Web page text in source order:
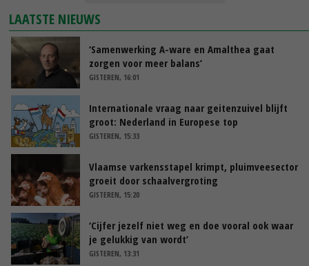
LAATSTE NIEUWS
‘Samenwerking A-ware en Amalthea gaat
zorgen voor meer balans’
GISTEREN, 16:01
Internationale vraag naar geitenzuivel blijft
groot: Nederland in Europese top
GISTEREN, 15:33
Vlaamse varkensstapel krimpt, pluimveesector
groeit door schaalvergroting
GISTEREN, 15:20
‘Cijfer jezelf niet weg en doe vooral ook waar
je gelukkig van wordt’
GISTEREN, 13:31